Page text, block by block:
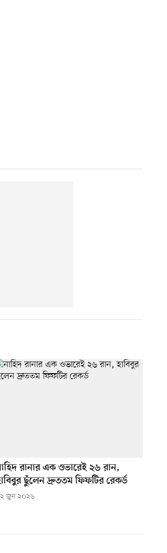
রানার এক ওভারেই ২৬ রান,
ছুঁলেন দ্রুততম ফিফটির রেকর্ড
জুন ২০২৬